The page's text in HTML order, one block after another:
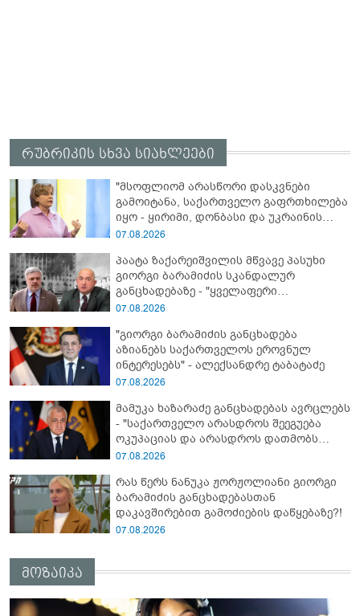
რუბრიკის სხვა სიახლეები
"მსოფლიომ არასწორი დასკვნები
გამოიტანა, საქართველო გაფრთხილება
იყო - ყირიმი, დონბასი და უკრაინის
წინააღმდეგ სრულმასშტაბიანი ომი
მოყვა" - რასა იუკნევიჩიენე
07.08.2026
პაატა ზაქარეიშვილის მწვავე პასუხი
გიორგი ბარამიძის სკანდალურ
განცხადებაზე - "ყველაფერი
დეტალურად ვიცი... კამანში მოკლული
ბარამიძე კი ტყუის"
07.08.2026
"გიორგი ბარამიძის განცხადება
აზიანებს საქართველოს ეროვნულ
ინტერესებს" - ალექსანდრე ტაბატაძე
07.08.2026
მამუკა ხაზარაძე განცხადებას ავრცლებს
- "საქართველო არასდროს შეეგუება
ოკუპაციას და არასდროს დათმობს
თავისუფლებას!"
07.08.2026
რას წერს ნანუკა ჟორჟოლიანი გიორგი
ბარამიძის განცხადებასთან
დაკავშირებით გამოძიების დაწყებაზე?!
07.08.2026
მოზაიკა